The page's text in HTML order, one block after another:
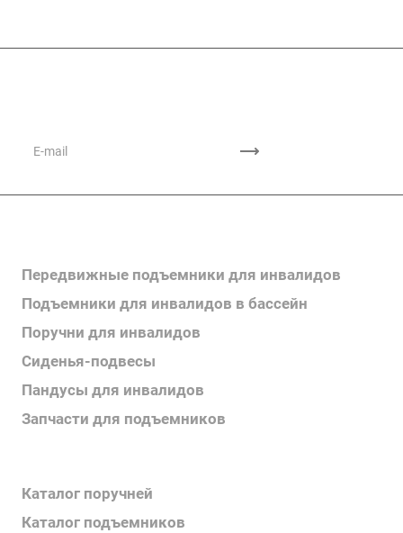
Передвижные подъемники для инвалидов
Подъемники для инвалидов в бассейн
Поручни для инвалидов
Сиденья-подвесы
Пандусы для инвалидов
Запчасти для подъемников
Каталог поручней
Каталог подъемников